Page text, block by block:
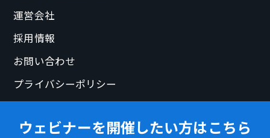
運営会社
採用情報
お問い合わせ
プライバシーポリシー
ウェビナーを開催したい方はこちら